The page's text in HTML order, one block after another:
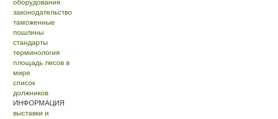
законодательство
таможенные
пошлины
стандарты
терминология
площадь лесов в
мире
список
должников
ИНФОРМАЦИЯ
выставки и